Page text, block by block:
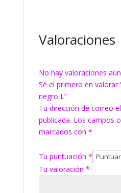
Valoraciones
No hay valoraciones
Sé el primero en valorar
negro L”
Tu dirección de correo
publicada. Los campos
marcados con *
Tu puntuación *
Tu valoración *